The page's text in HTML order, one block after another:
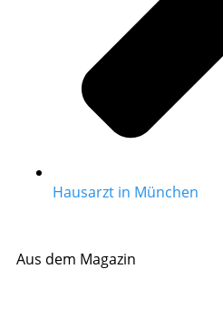
Hausarzt in München
Aus dem Magazin